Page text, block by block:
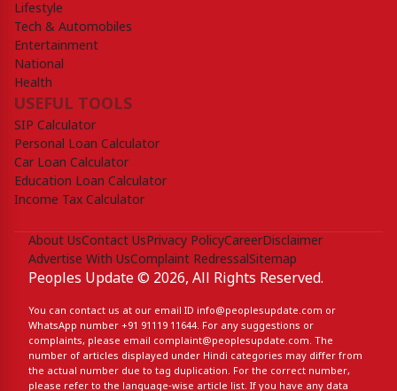
Lifestyle
Tech & Automobiles
Entertainment
National
Health
USEFUL TOOLS
SIP Calculator
Personal Loan Calculator
Car Loan Calculator
Education Loan Calculator
Income Tax Calculator
About UsContact UsPrivacy PolicyCareerDisclaimer
Advertise With UsComplaint RedressalSitemap
Peoples Update © 2026, All Rights Reserved.
You can contact us at our email ID info@peoplesupdate.com or
WhatsApp number +91 91119 11644. For any suggestions or
complaints, please email complaint@peoplesupdate.com. The
number of articles displayed under Hindi categories may differ from
the actual number due to tag duplication. For the correct number,
please refer to the language-wise article list. If you have any data